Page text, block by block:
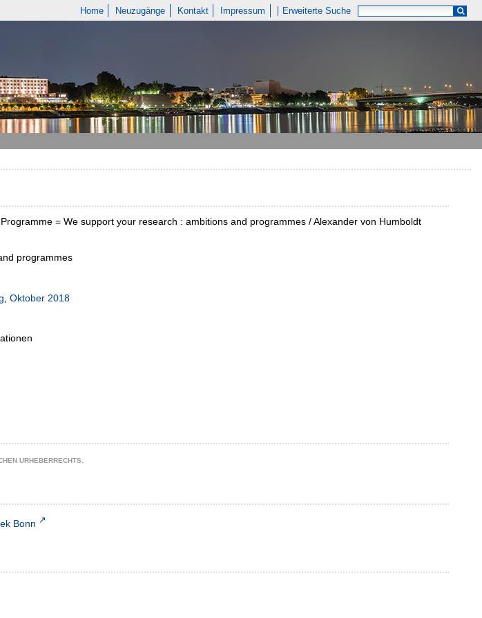
Home Neuzugänge Kontakt Impressum Erweiterte Suche
= We support your research : ambitions and programmes / Alexander von Humboldt
programmes
, Oktober 2018
URHEBERRECHTS.
Bonn